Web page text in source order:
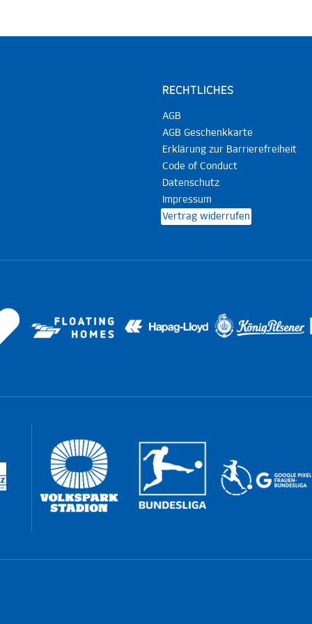
RECHTLICHES
AGB
AGB Geschenkkarte
Erklärung zur Barrierefreiheit
Code of Conduct
Datenschutz
Impressum
Vertrag widerrufen